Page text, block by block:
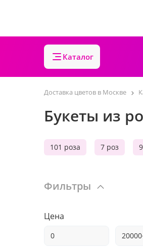
Каталог
Доставка цветов в Москве
Букеты из
101 роза 7 роз
Фильтры
Цена